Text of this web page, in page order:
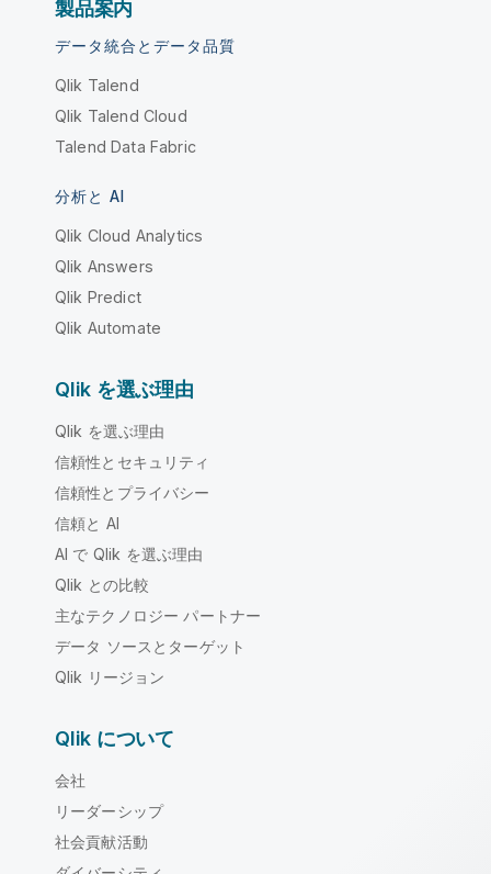
製品案内
データ統合とデータ品質
Qlik Talend
Qlik Talend Cloud
Talend Data Fabric
分析と AI
Qlik Cloud Analytics
Qlik Answers
Qlik Predict
Qlik Automate
Qlik を選ぶ理由
Qlik を選ぶ理由
信頼性とセキュリティ
信頼性とプライバシー
信頼と AI
AI で Qlik を選ぶ理由
Qlik との比較
主なテクノロジー パートナー
データ ソースとターゲット
Qlik リージョン
Qlik について
会社
リーダーシップ
社会貢献活動